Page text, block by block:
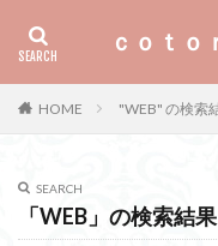
ｃｏｔｏ
HOME "WEB" の検索
SEARCH
「WEB」の検索結果